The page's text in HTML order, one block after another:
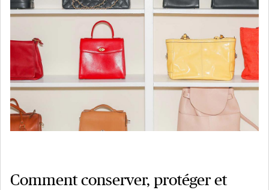
Comment conserver, protéger et